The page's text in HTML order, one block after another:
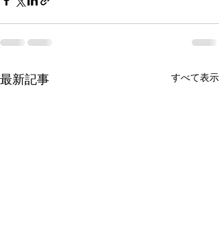
最新記事 すべて表示